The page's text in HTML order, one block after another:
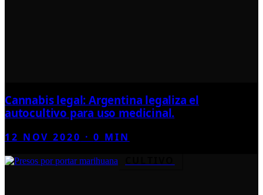
Cannabis legal: Argentina legaliza el
autocultivo para uso medicinal.
12 NOV 2020 ·0 MIN